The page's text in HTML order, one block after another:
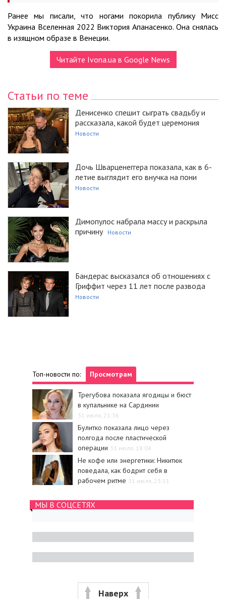
Ранее мы писали, что ногами покорила публику Мисс
Украина Вселенная 2022 Виктория Апанасенко. Она снялась
в изящном образе в Венеции.
Читайте Ivona.ua в Google News
Статьи по теме
Денисенко спешит сыграть свадьбу и
рассказала, какой будет церемония
Новости
Дочь Шварценеггера показала, как в 6-
летие выглядит его внучка на пони
Новости
Димопулос набрала массу и раскрыла
причину
Новости
Бандерас высказался об отношениях с
Гриффит через 11 лет после развода
Новости
Топ-новости по: Просмотрам
Трегубова показала ягодицы и бюст
в купальнике на Сардинии
31 июля, 21:36
Булитко показала лицо через
полгода после пластической
операции 31 июля, 18:04
Не кофе или энергетики: Никитюк
поведала, как бодрит себя в
рабочем ритме 31 июля, 23:11
МЫ В СОЦСЕТЯХ
Наверх